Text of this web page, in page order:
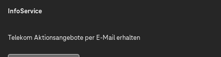
InfoService
Telekom Aktionsangebote per E-Mail erhalten